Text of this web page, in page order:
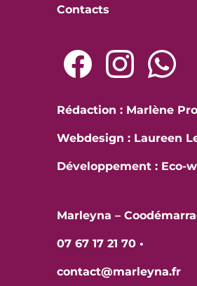
Contacts
Rédaction : Marlène
Webdesign : Laureen
Développement : Eco-
Marleyna –
07 67 17 21 70•
contact@marleyna.fr